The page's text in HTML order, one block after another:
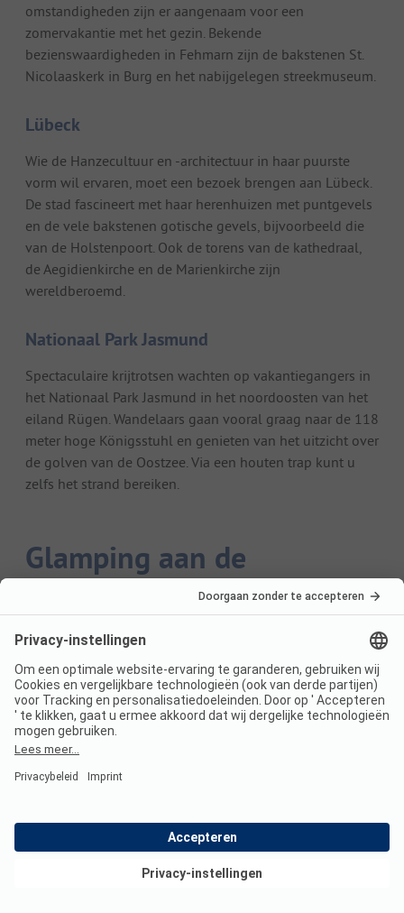
omstandigheden zijn er aangenaam voor een
zomervakantie met het gezin. Bekende
bezienswaardigheden in Fehmarn zijn de bakstenen St.
Nicolaaskerk in Burg en het nabijgelegen streekmuseum.
Lübeck
Wie de Hanzecultuur en -architectuur in haar puurste
vorm wil ervaren, moet een bezoek brengen aan Lübeck.
De stad fascineert met haar herenhuizen met puntgevels
en de vele bakstenen gotische gevels, bijvoorbeeld die
van de Holstenpoort. Ook de torens van de kathedraal,
de Aegidienkirche en de Marienkirche zijn
wereldberoemd.
Nationaal Park Jasmund
Spectaculaire krijtrotsen wachten op vakantiegangers in
het Nationaal Park Jasmund in het noordoosten van het
eiland Rügen. Wandelaars gaan vooral graag naar de 118
meter hoge Königsstuhl en genieten van het uitzicht over
de golven van de Oostzee. Via een houten trap kunt u
zelfs het strand bereiken.
Glamping aan de
Oostzee: Veelgestelde
vragen
Hoeveel campings zijn er?
Camping.